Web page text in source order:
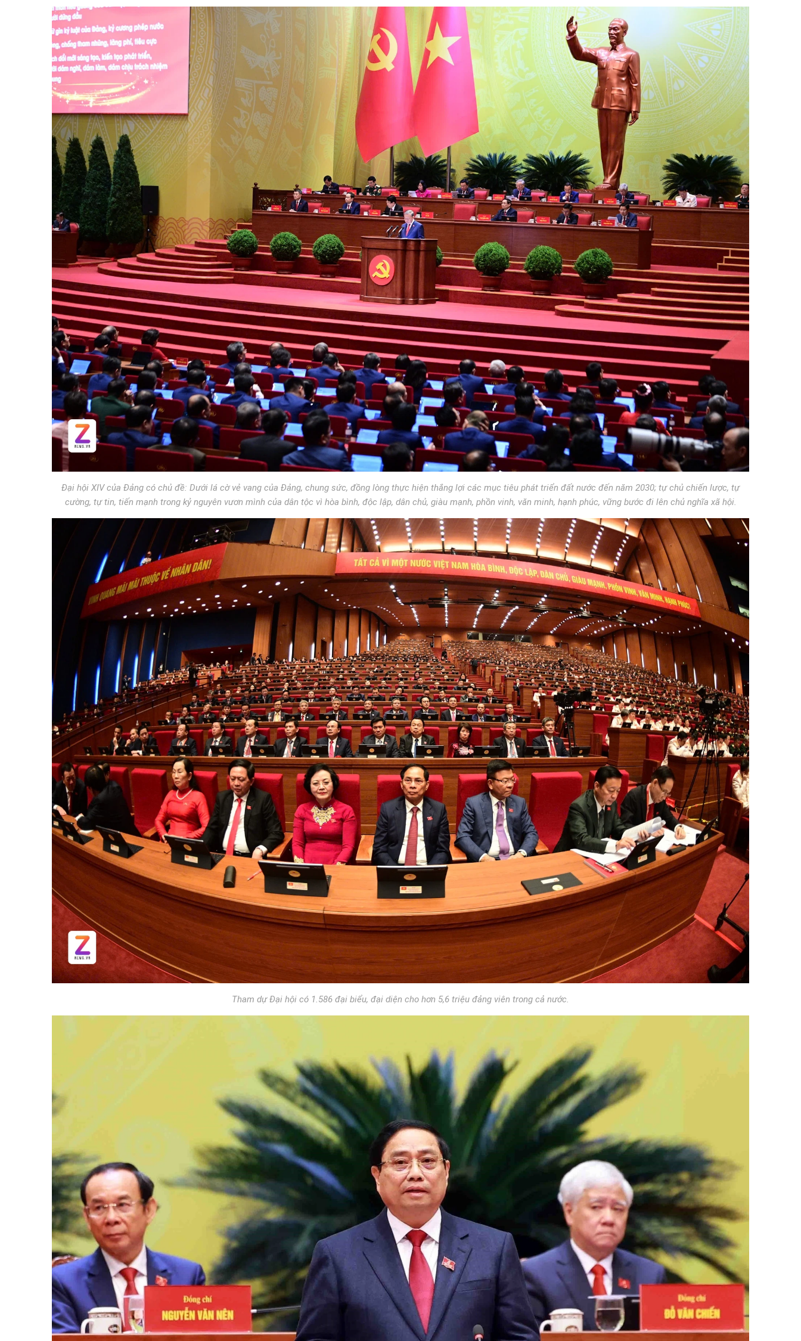
Đại hội XIV của Đảng có chủ đề: Dưới lá cờ vẻ vang của Đảng, chung sức, đồng lòng thực hiện thắng lợi các mục tiêu phát triển đất nước đến năm 2030; tự chủ chiến lược, tự
cường, tự tin, tiến mạnh trong kỷ nguyên vươn mình của dân tộc vì hòa bình, độc lập, dân chủ, giàu mạnh, phồn vinh, văn minh, hạnh phúc, vững bước đi lên chủ nghĩa xã hội.
Tham dự Đại hội có 1.586 đại biểu, đại diện cho hơn 5,6 triệu đảng viên trong cả nước.